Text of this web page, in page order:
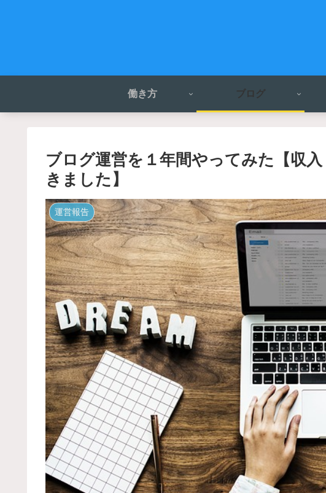
働き方 ブログ
ブログ運営を１年間やってみた【収
きました】
運営報告